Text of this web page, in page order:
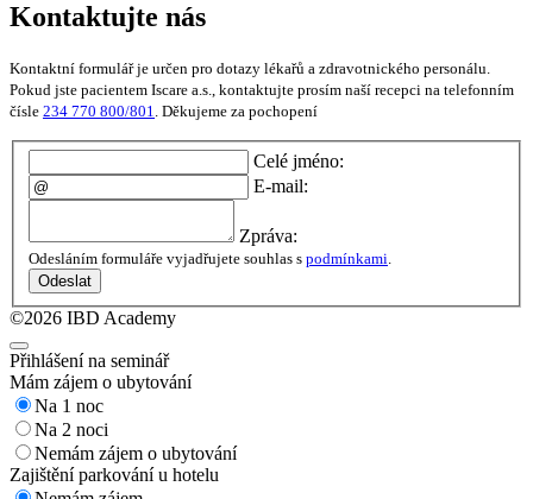
Kontaktujte nás
Kontaktní formulář je určen pro dotazy lékařů a zdravotnického personálu.
Pokud jste pacientem Iscare a.s., kontaktujte prosím naší recepci na telefonním
čísle 234 770 800/801. Děkujeme za pochopení
Celé jméno:
E-mail:
Zpráva:
Odesláním formuláře vyjadřujete souhlas s podmínkami
Odeslat
©2026 IBD Academy
Přihlášení na seminář
Mám zájem o ubytování
Na 1 noc
Na 2 noci
Nemám zájem o ubytování
Zajištění parkování u hotelu